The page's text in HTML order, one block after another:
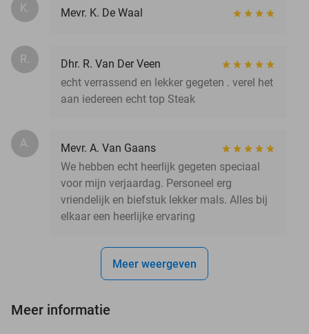
K. Mevr. K. De Waal
R.
Dhr. R. Van Der Veen
echt verrassend en lekker gegeten . verel het
aan iedereen echt top Steak
A.
Mevr. A. Van Gaans
We hebben echt heerlijk gegeten speciaal
voor mijn verjaardag. Personeel erg
vriendelijk en biefstuk lekker mals. Alles bij
elkaar een heerlijke ervaring
Meer weergeven
Meer informatie